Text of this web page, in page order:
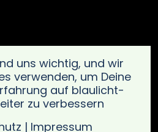
uns wichtig, und wir
verwenden, um Deine
auf blaulicht-
zu verbessern
| Impressum